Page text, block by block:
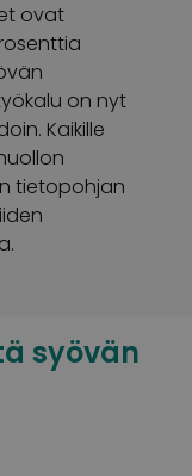
ovat
on nyt
Kaikille
tietopohjan
syövän